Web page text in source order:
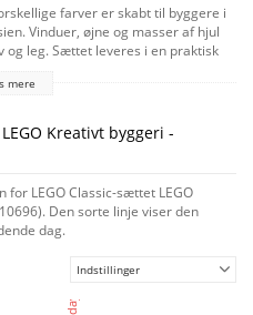
farver er skabt til byggere i
Vinduer, øjne og masser af hjul
og leg. Sættet leveres i en praktisk
idéer til at sætte gang i
mere
Kreativt byggeri -
LEGO Classic-sættet LEGO
Den sorte linje viser den
dag.
Indstillinger